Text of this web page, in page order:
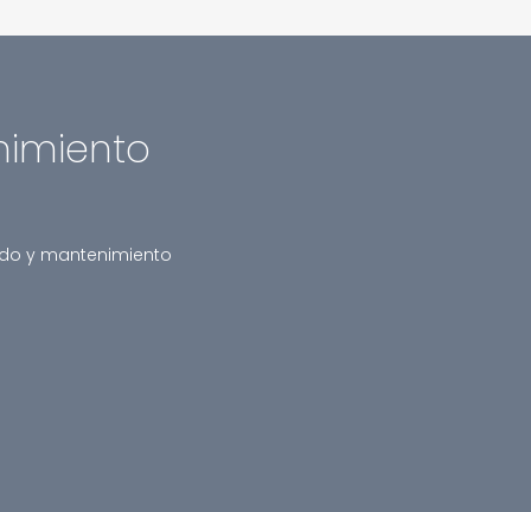
y mantenimiento